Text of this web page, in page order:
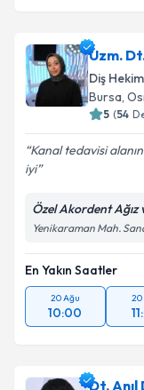
Uzm.
Diş
Bursa,
5 (54
Kanal tedavisi
iyi
Özel Akordent Ağız
Yenikaraman Mah.
En Yakın Saatler
20 Ağu
10:00
20
Dt. Anıl